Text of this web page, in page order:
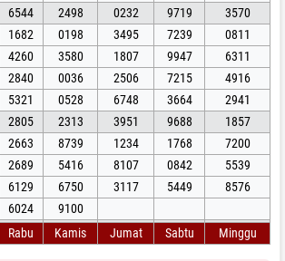
6544 2498 0232 9719
3570
1682 0198 3495 7239
0811
4260 3580 1807 9947
6311
2840 0036 2506 7215
4916
5321 0528 6748 3664
2941
2805 2313 3951 9688
1857
2663 8739 1234 1768
7200
2689 5416 8107 0842
5539
6129 6750 3117 5449
8576
6024
9100
Rabu Kamis Jumat Sabtu Minggu